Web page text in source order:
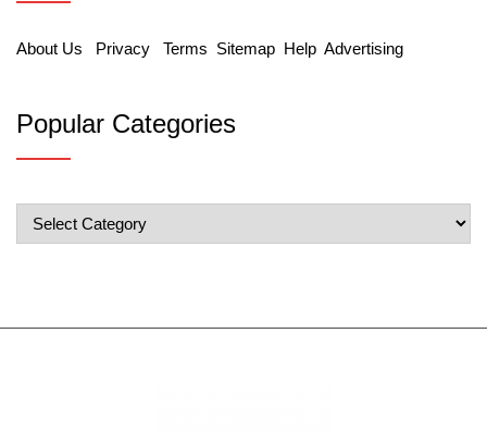
About Us Privacy Terms Sitemap Help Advertising
Popular Categories
Popular